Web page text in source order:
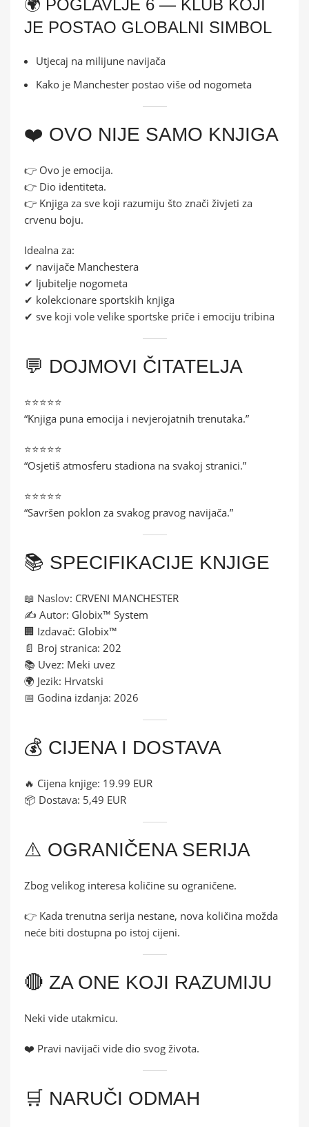
🌍 POGLAVLJE 6 — KLUB KOJI
JE POSTAO GLOBALNI SIMBOL
Utjecaj na milijune navijača
Kako je Manchester postao više od nogometa
❤️ OVO NIJE SAMO KNJIGA
👉 Ovo je emocija.
👉 Dio identiteta.
👉 Knjiga za sve koji razumiju što znači živjeti za
crvenu boju.
Idealna za:
✔ navijače Manchestera
✔ ljubitelje nogometa
✔ kolekcionare sportskih knjiga
✔ sve koji vole velike sportske priče i emociju tribina
💬 DOJMOVI ČITATELJA
⭐⭐⭐⭐⭐
“Knjiga puna emocija i nevjerojatnih trenutaka.”
⭐⭐⭐⭐⭐
“Osjetiš atmosferu stadiona na svakoj stranici.”
⭐⭐⭐⭐⭐
“Savršen poklon za svakog pravog navijača.”
📚 SPECIFIKACIJE KNJIGE
📖 Naslov: CRVENI MANCHESTER
✍ Autor: Globix™ System
🏢 Izdavač: Globix™
📄 Broj stranica: 202
📚 Uvez: Meki uvez
🌍 Jezik: Hrvatski
📅 Godina izdanja: 2026
💰 CIJENA I DOSTAVA
🔥 Cijena knjige: 19.99 EUR
📦 Dostava: 5,49 EUR
⚠️ OGRANIČENA SERIJA
Zbog velikog interesa količine su ograničene.
👉 Kada trenutna serija nestane, nova količina možda
neće biti dostupna po istoj cijeni.
🔴 ZA ONE KOJI RAZUMIJU
Neki vide utakmicu.
❤️ Pravi navijači vide dio svog života.
🛒 NARUČI ODMAH